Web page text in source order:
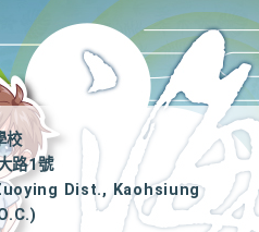
校
路1號
Dist., Kaohsiung